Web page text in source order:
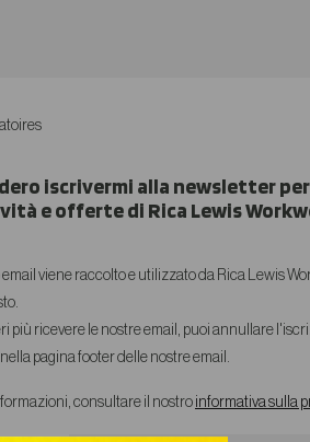
iscrivermi alla newsletter
e offerte di Rica Lewis
email viene raccolto e utilizzato da Rica Lewis
più ricevere le nostre email, puoi annullare
pagina footer delle nostre email.
consultare il nostro informativa sulla